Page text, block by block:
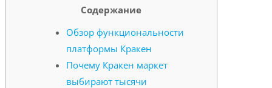
Содержание
Обзор функциональности
платформы Кракен
Почему Кракен маркет
выбирают тысячи